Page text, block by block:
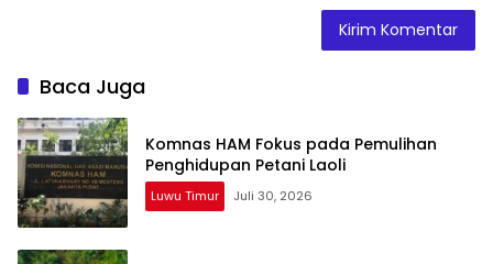
Baca Juga
Komnas HAM Fokus pada Pemulihan
Penghidupan Petani Laoli
Luwu Timur Juli 30, 2026